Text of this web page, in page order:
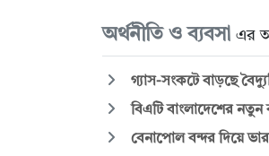
অর্থনীতি ও ব্যবসা এর
গ্যাস-সংকটে বাড়ছে
বিএটি বাংলাদেশের নতুন
বেনাপোল বন্দর দিয়ে